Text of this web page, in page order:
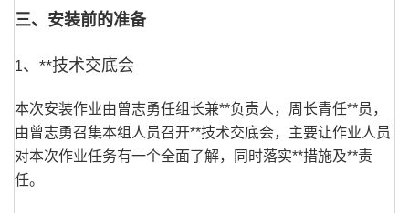
三、安装前的准备
1、**技术交底会
本次安装作业由曾志勇任组长兼**负责人，周长青任**员，
由曾志勇召集本组人员召开**技术交底会，主要让作业人员
对本次作业任务有一个全面了解，同时落实**措施及**责
任。